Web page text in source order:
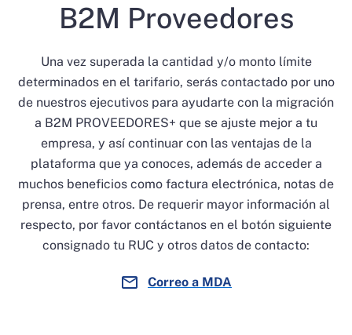
B2M Proveedores
Una vez superada la cantidad y/o monto límite
determinados en el tarifario, serás contactado por uno
de nuestros ejecutivos para ayudarte con la migración
a B2M PROVEEDORES+ que se ajuste mejor a tu
empresa, y así continuar con las ventajas de la
plataforma que ya conoces, además de acceder a
muchos beneficios como factura electrónica, notas de
prensa, entre otros. De requerir mayor información al
respecto, por favor contáctanos en el botón siguiente
consignado tu RUC y otros datos de contacto:
Correo a MDA